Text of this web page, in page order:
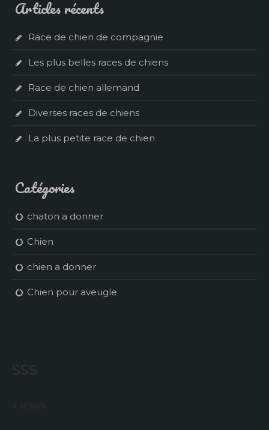
Articles récents
Race de chien de compagnie
Les plus belles races de chiens
Race de chien allemand
Diverses races de chiens
La plus petite race de chien
Catégories
chaton a donner
Chien
chien a donner
Chien pour aveugle
sss
a szsszs